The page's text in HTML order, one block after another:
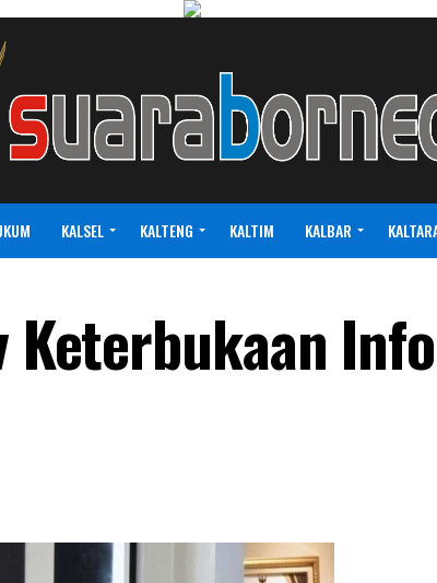
KALSEL KALTENG KALTIM KALBAR
Keterbukaan